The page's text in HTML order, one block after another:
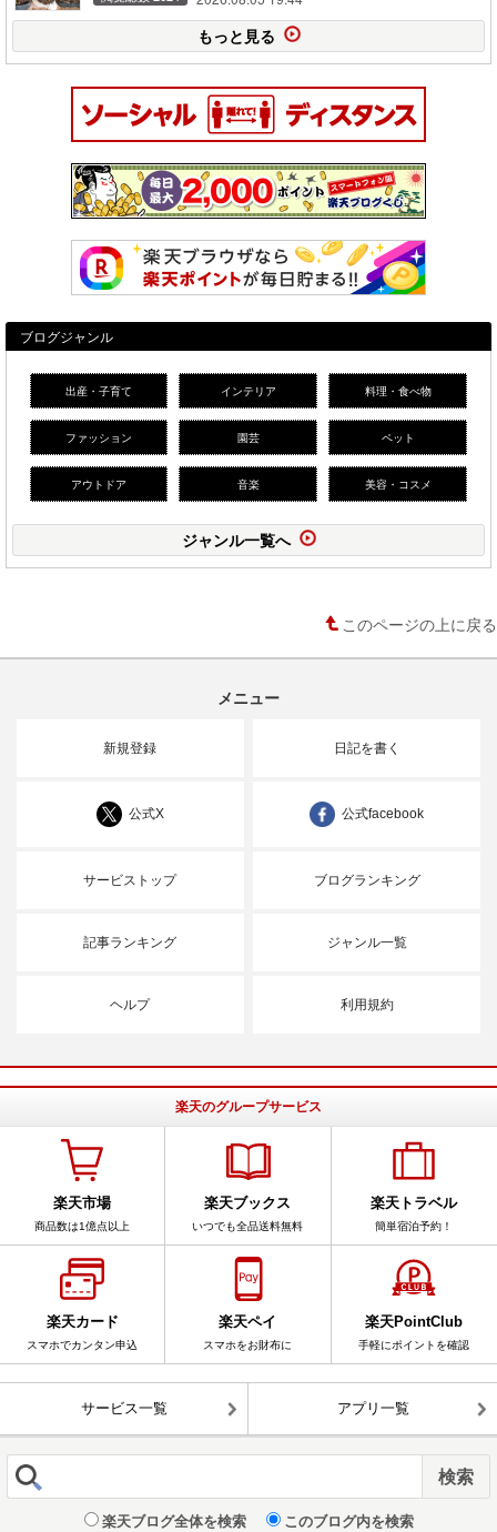
もっと見る
ブログジャンル
出産・子育て インテリア 料理・食べ物
ファッション 園芸 ペット
アウトドア 音楽 美容・コスメ
ジャンル一覧へ
このページの上に戻る
メニュー
新規登録 日記を書く
公式X 公式facebook
サービストップ ブログランキング
記事ランキング ジャンル一覧
ヘルプ 利用規約
楽天のグループサービス
楽天市場
商品数は1億点以上
楽天ブックス
いつでも全品送料無料
楽天トラベル
簡単宿泊予約！
楽天カード
スマホでカンタン申込
楽天ペイ
スマホをお財布に
楽天PointClub
手軽にポイントを確認
サービス一覧 アプリ一覧
楽天ブログ全体を検索 このブログ内を検索